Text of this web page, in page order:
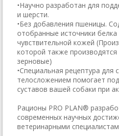
•Научно разработан для
и шерсти.
•Без добавления пшеницы.
отобранные источники белка
чувствительной кожей
которой также
зерновые)
•Специальная рецептура
телосложением помогает
суставов вашей собаки при
Рационы PRO PLAN®
современных научных
ветеринарными